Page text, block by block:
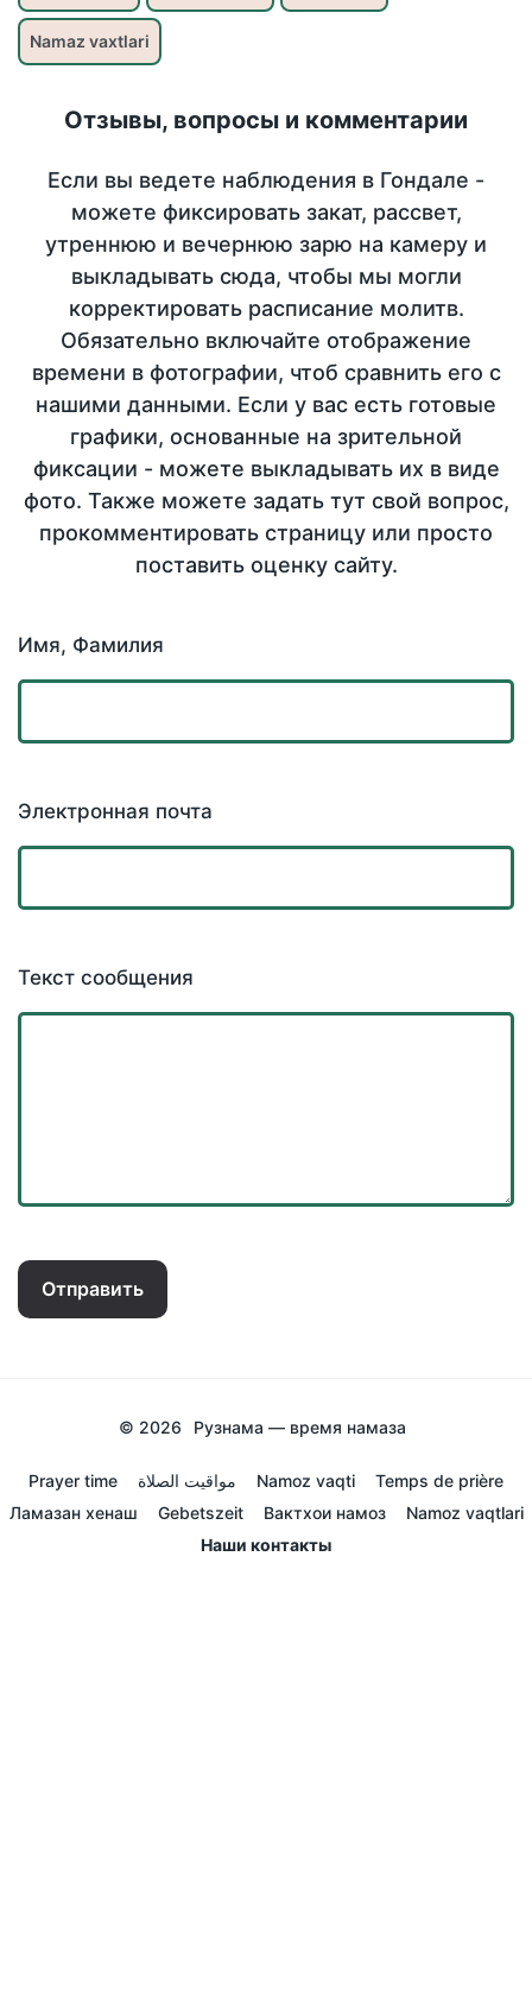
Namaz vaxtlari
Отзывы, вопросы и комментарии
Если вы ведете наблюдения в Гондале -
можете фиксировать закат, рассвет,
утреннюю и вечернюю зарю на камеру и
выкладывать сюда, чтобы мы могли
корректировать расписание молитв.
Обязательно включайте отображение
времени в фотографии, чтоб сравнить его с
нашими данными. Если у вас есть готовые
графики, основанные на зрительной
фиксации - можете выкладывать их в виде
фото. Также можете задать тут свой вопрос,
прокомментировать страницу или просто
поставить оценку сайту.
Имя, Фамилия
Электронная почта
Текст сообщения
Отправить
© 2026 Рузнама — время намаза
Prayer time مواقيت الصلاة Namoz vaqti
Temps de prière
Ламазан хенаш
Gebetszeit Вактхои намоз
Namoz vaqtlari
Наши контакты